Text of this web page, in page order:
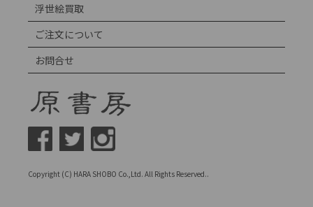
浮世絵買取
ご注文について
お問合せ
Copyright (C) HARA SHOBO Co.,Ltd. All Rights Reserved..